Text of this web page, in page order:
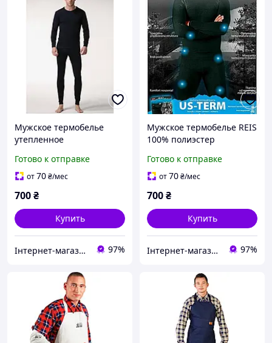
Мужское термобелье
утепленное
Готово к отправке
от70₴/мес
700₴
Купить
Інтернет-магазин "Закупка онлайн" 97%
Мужское термобелье REIS
100% полиэстер
Готово к отправке
от70₴/мес
700₴
Купить
Інтернет-магазин "Закупка онлайн" 97%